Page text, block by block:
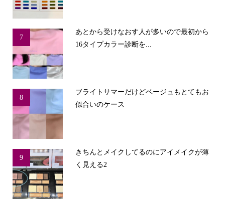
7
あとから受けなおす人が多いので最初から
16タイプカラー診断を...
8
ブライトサマーだけどベージュもとてもお
似合いのケース
9
きちんとメイクしてるのにアイメイクが薄
く見える2